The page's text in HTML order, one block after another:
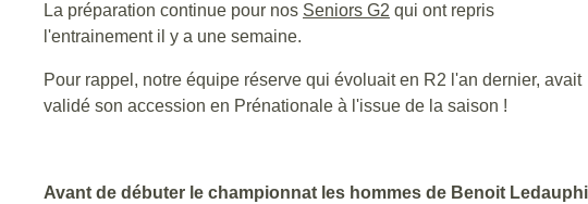
La préparation continue pour nos Seniors G2 qui ont repris
l'entrainement il y a une semaine.
Pour rappel, notre équipe réserve qui évoluait en R2 l'an dernier, avait
validé son accession en Prénationale à l'issue de la saison !
Avant de débuter le championnat les hommes de Benoit